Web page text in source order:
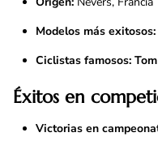
Modelos más exitosos:
Ciclistas famosos:
Éxitos en
Victorias en